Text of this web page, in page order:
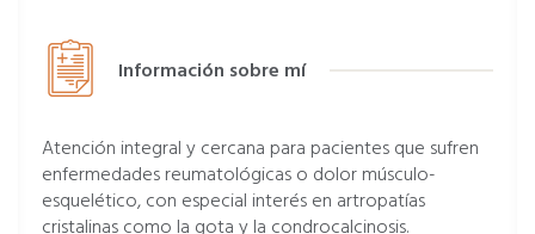
Información sobre mí
Atención integral y cercana para pacientes que sufren
enfermedades reumatológicas o dolor músculo-
esquelético, con especial interés en artropatías